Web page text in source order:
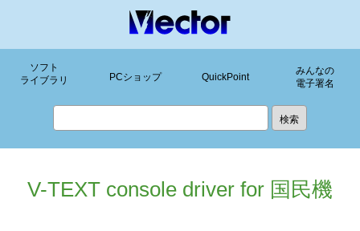
ソフト
ライブラリ
PCショップ QuickPoint
みんなの
電子署名
V-TEXT console driver for 国民機